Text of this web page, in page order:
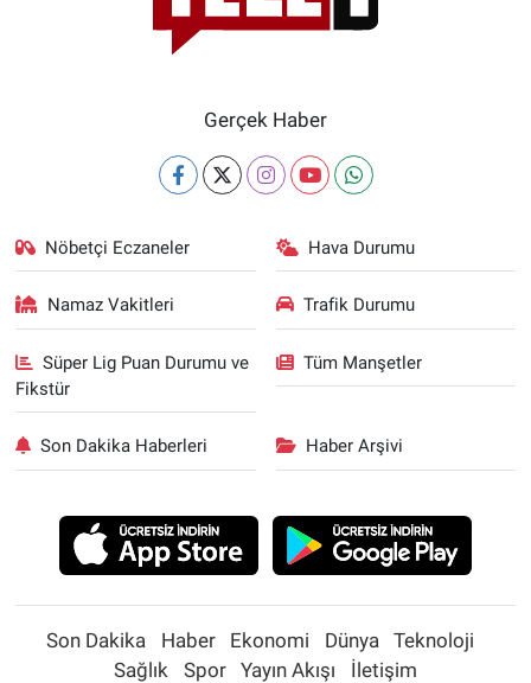
Gerçek Haber
Nöbetçi Eczaneler Hava Durumu
Namaz Vakitleri Trafik Durumu
Süper Lig Puan Durumu ve
Fikstür
Tüm Manşetler
Son Dakika Haberleri Haber Arşivi
Son Dakika Haber Ekonomi Dünya
Teknoloji
Sağlık
Spor Yayın Akışı İletişim